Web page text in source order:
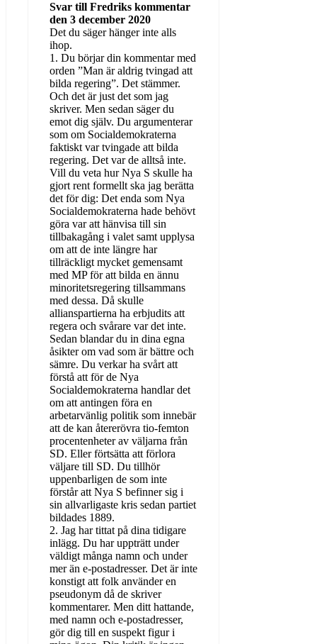
Svar till Fredriks kommentar
den 3 december 2020
Det du säger hänger inte alls
ihop.
1. Du börjar din kommentar med
orden ”Man är aldrig tvingad att
bilda regering”. Det stämmer.
Och det är just det som jag
skriver. Men sedan säger du
emot dig själv. Du argumenterar
som om Socialdemokraterna
faktiskt var tvingade att bilda
regering. Det var de alltså inte.
Vill du veta hur Nya S skulle ha
gjort rent formellt ska jag berätta
det för dig: Det enda som Nya
Socialdemokraterna hade behövt
göra var att hänvisa till sin
tillbakagång i valet samt upplysa
om att de inte längre har
tillräckligt mycket gemensamt
med MP för att bilda en ännu
minoritetsregering tillsammans
med dessa. Då skulle
allianspartierna ha erbjudits att
regera och svårare var det inte.
Sedan blandar du in dina egna
åsikter om vad som är bättre och
sämre. Du verkar ha svårt att
förstå att för de Nya
Socialdemokraterna handlar det
om att antingen föra en
arbetarvänlig politik som innebär
att de kan återerövra tio-femton
procentenheter av väljarna från
SD. Eller förtsätta att förlora
väljare till SD. Du tillhör
uppenbarligen de som inte
förstår att Nya S befinner sig i
sin allvarligaste kris sedan partiet
bildades 1889.
2. Jag har tittat på dina tidigare
inlägg. Du har uppträtt under
väldigt många namn och under
mer än e-postadresser. Det är inte
konstigt att folk använder en
pseudonym då de skriver
kommentarer. Men ditt hattande,
med namn och e-postadresser,
gör dig till en suspekt figur i